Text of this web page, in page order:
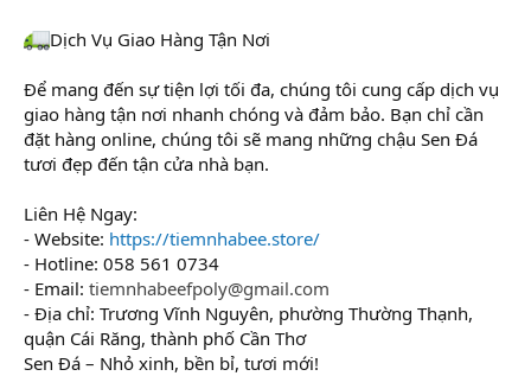
Dịch Vụ Giao Hàng Tận Nơi
Để mang đến sự tiện lợi tối đa, chúng tôi cung cấp dịch vụ
giao hàng tận nơi nhanh chóng và đảm bảo. Bạn chỉ cần
đặt hàng online, chúng tôi sẽ mang những chậu Sen Đá
tươi đẹp đến tận cửa nhà bạn.
Liên Hệ Ngay:
- Website: https://tiemnhabee.store/
- Hotline: 058 561 0734
- Email: tiemnhabeefpoly@gmail.com
- Địa chỉ: Trương Vĩnh Nguyên, phường Thường Thạnh,
quận Cái Răng, thành phố Cần Thơ
Sen Đá – Nhỏ xinh, bền bỉ, tươi mới!